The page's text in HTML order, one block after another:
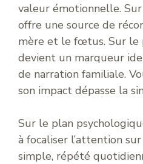
valeur émotionnelle.
offre une source de
mère et le fœtus. Sur le
devient un marqueur
de narration familiale.
son impact dépasse la
Sur le plan
à focaliser l’attention
simple, répété